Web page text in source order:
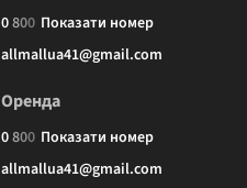
0800 Показати номер
allmallua41@gmail.com
Оренда
0800 Показати номер
allmallua41@gmail.com